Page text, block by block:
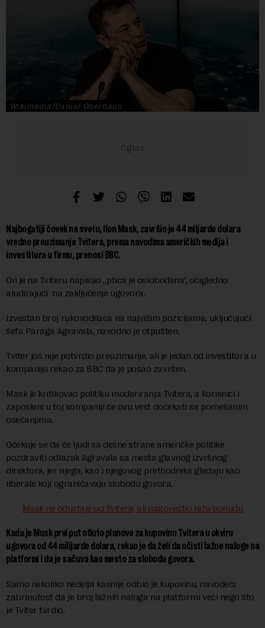
Wikimedia/Daniel Oberhaus
Najbogatiji čovek na svetu, Ilon Mask, završio je 44 miljarde dolara
vredno preuzimanje Tvitera, prema navodima američkih medija i
investitora u firmu, prenosi BBC.
On je na Tviteru napisao „ptica je oslobođena“, očigledno
aludirajući na zaključenje ugovora.
Izvestan broj rukovodilaca na najvišim pozicijama, uključujući
šefa Paraga Agravala, navodno je otpušten.
Tviter još nije potvrdio preuzimanje, ali je jedan od investitora u
kompaniju rekao za BBC da je posao završen.
Mask je kritikovao politiku moderiranja Tvitera, a korisnici i
zaposleni u toj kompaniji će ovu vest dočekati sa pomešanim
osećanjima.
Očekuje se da će ljudi sa desne strane američke politike
pozdraviti odlazak Agravala sa mesta glavnog izvršnog
direktora, jer njega, kao i njegovog prethodnika gledaju kao
liberale koji ograničavaju slobodu govora.
Mask ne odustaje od Tvitera, ali nagovestio nižu ponudu
Kada je Musk prvi put otkrio planove za kupovinu Tvitera u okviru
ugovora od 44 milijarde dolara, rekao je da želi da očisti lažne naloge na
platformi i da je sačuva kao mesto za slobodu govora.
Samo nekoliko nedelja kasnije odbio je kupovinu, navodeći
zabrinutost da je broj lažnih naloga na platformi veći nego što
je Tviter tvrdio.